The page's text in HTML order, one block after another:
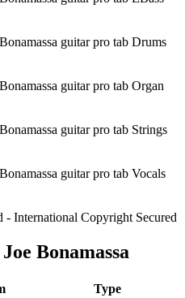
International Copyright Secured
Joe Bonamassa
Type